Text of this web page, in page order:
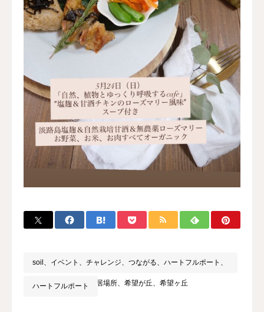
soil、イベント、チャレンジ、つながる、ハートフルポート、
地域交流、子どもの居場所、希望が丘、希望ヶ丘
ハートフルポート